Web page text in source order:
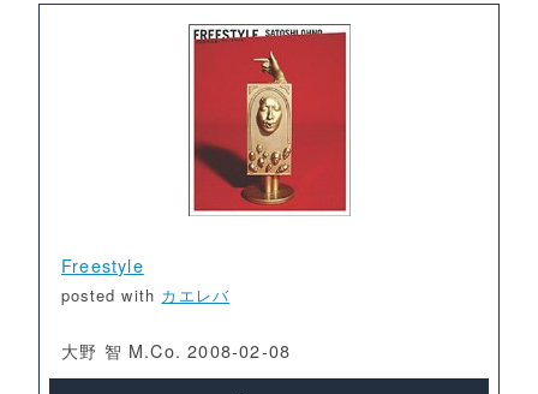
Freestyle
posted with カエレバ
大野 智 M.Co. 2008-02-08